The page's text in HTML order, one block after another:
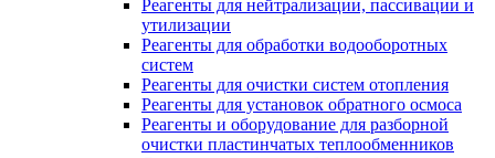
Реагенты для нейтрализации, пассивации и
утилизации
Реагенты для обработки водооборотных
систем
Реагенты для очистки систем отопления
Реагенты для установок обратного осмоса
Реагенты и оборудование для разборной
очистки пластинчатых теплообменников